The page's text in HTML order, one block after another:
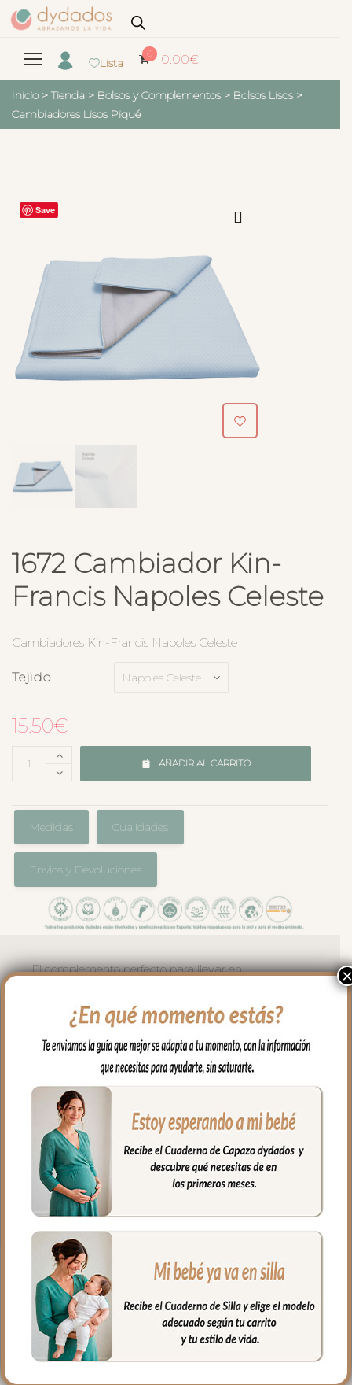
Lista
0 0.00€
Inicio > Tienda > Bolsos y Complementos > Bolsos Lisos >
Cambiadores Lisos Piqué
Save
1672 Cambiador Kin-
Francis Napoles Celeste
Cambiadores Kin-Francis Napoles Celeste
Tejido
15.50€
AÑADIR AL CARRITO
Medidas Cualidades
Envíos y Devoluciones
El complemento perfecto para llevar en
bebé. Cambiador en tejido piqué de
En el interior tejido blanco e impermeable
para los posibles escapes del bebé.
Muy fácil de limpiar por el lado interior,
puedes limpiar con paño húmedo y
cuando necesites puedes lavar en
lavadora, siempre agua fría, jabones no
abrasivos y secado al natural.
Medidas: 38 x 58 cms
PRODUCTOS
RELACIONADOS
×